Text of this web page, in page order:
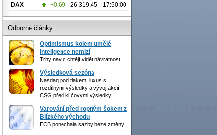
DAX
+0,69 26 319,45 17:50:00
Odborné články
Optimismus kolem umělé
inteligence nemizí
Trhy navíc chtějí vidět návratnost
Výsledková sezóna
Nasdaq pod tlakem, luxus s
rozdílnými výsledky a vývoj akcií
CSG před klíčovými výsledky
Varování před ropným šokem z
Blízkého východu
ECB ponechala sazby beze změny